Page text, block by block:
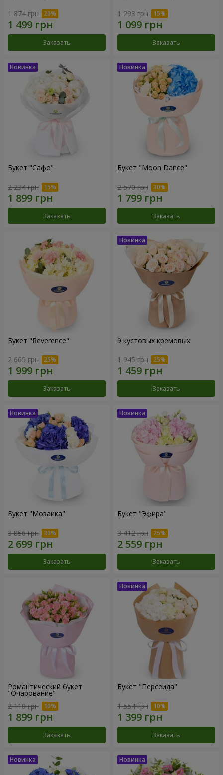
1 874 грн
Заказать
1 293 грн
Заказать
Букет "Сафо"
2 234 грн
Заказать
Букет "Moon Dance"
2 570 грн
Заказать
Букет "Reverence"
2 665 грн
Заказать
9 кустовых кремовых
1 945 грн
Заказать
Букет "Мозаика"
3 856 грн
Заказать
Букет "Эфира"
3 412 грн
Заказать
Романтический букет
"Очарование"
2 110 грн
Заказать
Букет "Персеида"
1 554 грн
Заказать